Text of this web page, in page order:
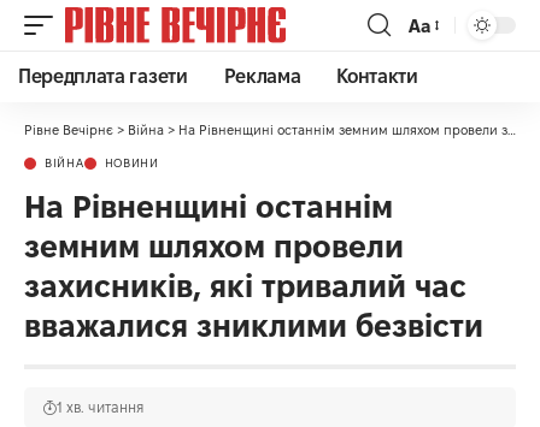
Аа
Передплата газети Реклама Контакти
Рівне Вечірнє > Війна > На Рівненщині останнім земним шляхом провели захисників, які тривалий час вважалися зниклими безвісти
ВІЙНА НОВИНИ
На Рівненщині останнім
земним шляхом провели
захисників, які тривалий час
вважалися зниклими безвісти
1 хв. читання